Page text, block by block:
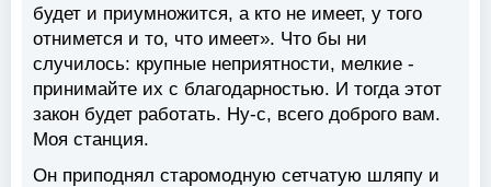
будет и приумножится, а кто не имеет, у того
отнимется и то, что имеет». Что бы ни
случилось: крупные неприятности, мелкие -
принимайте их с благодарностью. И тогда этот
закон будет работать. Ну-с, всего доброго вам.
Моя станция.
Он приподнял старомодную сетчатую шляпу и